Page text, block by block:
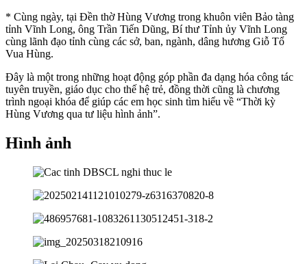
* Cùng ngày, tại Đền thờ Hùng Vương trong khuôn viên Bảo tàng
tỉnh Vĩnh Long, ông Trần Tiến Dũng, Bí thư Tỉnh ủy Vĩnh Long
cùng lãnh đạo tỉnh cùng các sở, ban, ngành, dâng hương Giỗ Tổ
Vua Hùng.
Đây là một trong những hoạt động góp phần đa dạng hóa công tác
tuyên truyền, giáo dục cho thế hệ trẻ, đồng thời cũng là chương
trình ngoại khóa để giúp các em học sinh tìm hiểu về “Thời kỳ
Hùng Vương qua tư liệu hình ảnh”.
Hình ảnh